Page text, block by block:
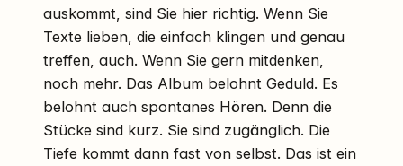
auskommt, sind Sie hier richtig. Wenn Sie
Texte lieben, die einfach klingen und genau
treffen, auch. Wenn Sie gern mitdenken,
noch mehr. Das Album belohnt Geduld. Es
belohnt auch spontanes Hören. Denn die
Stücke sind kurz. Sie sind zugänglich. Die
Tiefe kommt dann fast von selbst. Das ist ein